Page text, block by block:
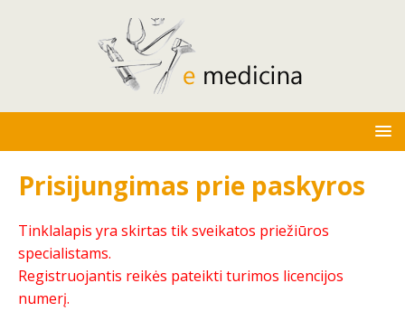
Prisijungimas prie paskyros
Tinklalapis yra skirtas tik sveikatos priežiūros
specialistams.
Registruojantis reikės pateikti turimos licencijos
numerį.